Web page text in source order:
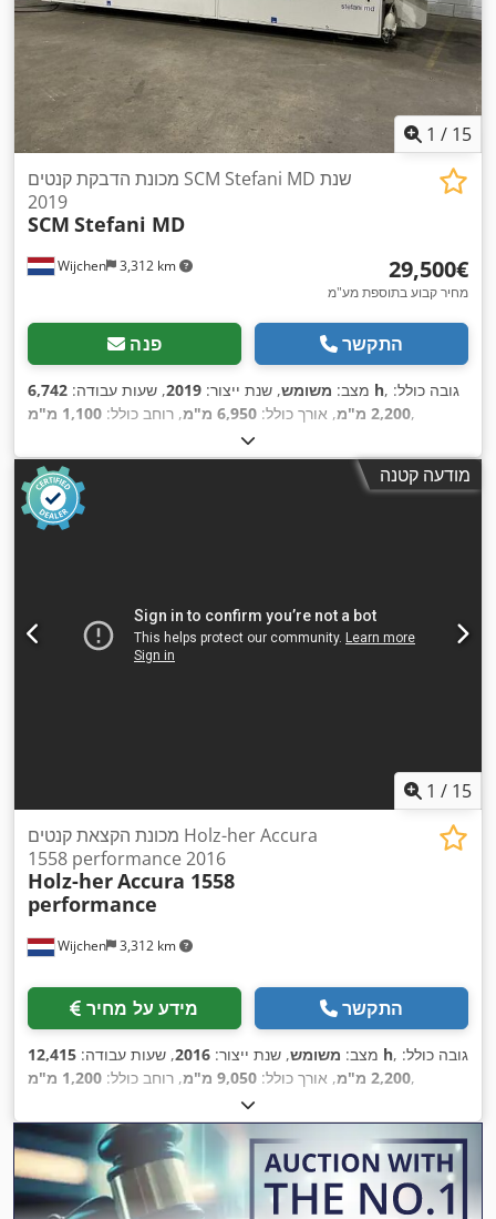
1 / 15
Wijchen 3,312 km
מכונת הדבקת קנטים SCM Stefani MD שנת
2019
SCM Stefani MD
‏29,500 ‏€
מחיר קבוע בתוספת מע"מ
פנה התקשר
מצב: משומש, שנת ייצור: 2019, שעות עבודה: 6,742 h , גובה כולל:
2,200 מ"מ
, אורך כולל: 6,950 מ"מ , רוחב כולל: 1,100 מ"מ ,
מודעה קטנה
1 / 15
Wijchen 3,312 km
מכונת הקצאת קנטים Holz-her Accura
1558 performance 2016
Holz-herAccura 1558
performance
מידע על מחיר התקשר
מצב: משומש, שנת ייצור: 2016, שעות עבודה: 12,415 h , גובה כולל:
2,200 מ"מ
, אורך כולל: 9,050 מ"מ , רוחב כולל: 1,200 מ"מ ,